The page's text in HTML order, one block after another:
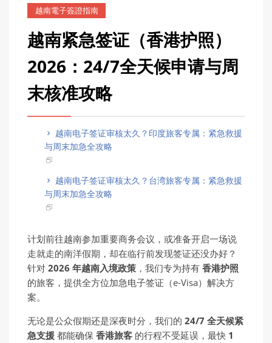
越南電子簽證指南
越南紧急签证（香港护照）
2026：24/7全天候申请与周
末核准攻略
越南电子签证审核太久？印度旅客专属：紧急救援
与周末加急全攻略
越南电子签证审核太久？台湾旅客专属：紧急救援
与周末加急全攻略
计划前往越南参加重要商务会议，或准备开启一场说
走就走的南洋假期，却在临行前发现签证还没办好？
针对2026 年越南入境政策 ，我们专为持有香港护照
的旅客，提供全方位加急电子签证（e-Visa）解决方
案。
无论是公众假期还是深夜时分，我们的 24/7 全天候紧
急支援都能确保香港旅客 的行程不受延误，最快 1